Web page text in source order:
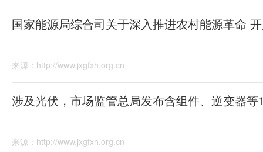
国家能源局综合司关于深入推进农村能源革命
来源：http://www.jxgfxh.org.cn
来源：http://www.jxgfxh.org.cn